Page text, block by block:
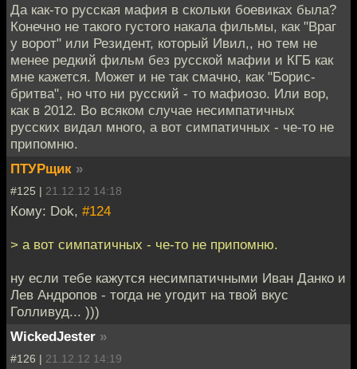
Да как-то русская мафия в скольки боевиках была?
Конечно не такого густого накала фильмы, как "Враг
у ворот" или Резидент, который Ивил,, но тем не
менее редкий фильм без русской мафии и КГБ как
мне кажется. Может и не так смачно, как "Борис-
бритва", но что ни русский - то мафиозо. Или вор,
как в 2012. Во всяком случае несимпатичных
русских видал много, а вот симпатичных - че-то не
припомню.
ПТУРщик »
#125 | 21.12.12 14:18
Кому: Dok, #124
> а вот симпатичных - че-то не припомню.
ну если тебе кажутся несимпатичными Иван Данко и
Лев Андропов - тогда не угодит на твой вкус
Голливуд... )))
WickedJester »
#126 | 21.12.12 14:19